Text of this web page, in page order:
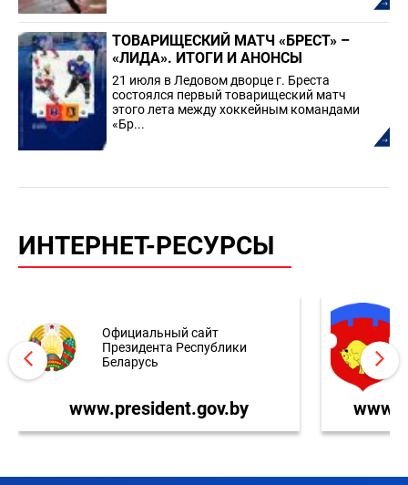
ТОВАРИЩЕСКИЙ МАТЧ «БРЕСТ» –
«ЛИДА». ИТОГИ И АНОНСЫ
21 июля в Ледовом дворце г. Бреста
состоялся первый товарищеский матч
этого лета между хоккейным командами
«Бр...
ИНТЕРНЕТ-РЕСУРСЫ
Официальный сайт
Президента Республики
Беларусь
www.president.gov.by